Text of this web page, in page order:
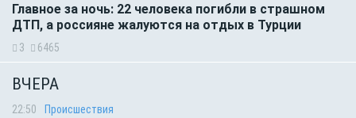
Главное за ночь: 22 человека погибли в страшном
ДТП, а россияне жалуются на отдых в Турции
3 6465
ВЧЕРА
22:50 Происшествия